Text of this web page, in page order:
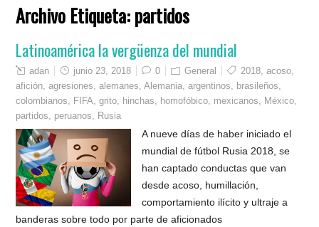
Archivo Etiqueta:partidos
Latinoamérica la vergüenza del mundial
adan junio 23, 2018 0 General 2018 ,acoso
afición ,agresiones ,alemanes ,Alemania ,argentinos brasileños
colombianos
FIFA ,grito hinchas homofóbico mexicanos México
partidos
peruanos Rusia
A nueve días de haber iniciado el
mundial de fútbol Rusia 2018, se
han captado conductas que van
desde acoso, humillación,
comportamiento ilícito y ultraje a
banderas sobre todo por parte de aficionados